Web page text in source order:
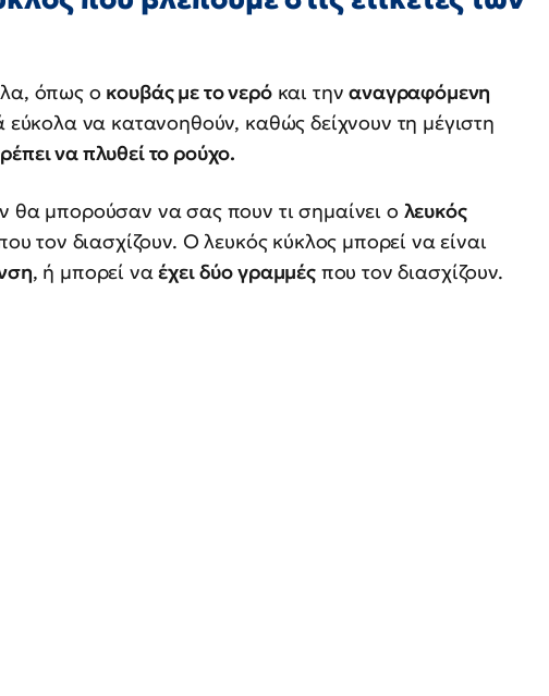
όπως ο κουβάς με το νερόκαι τηναναγραφόμενη
εύκολα να κατανοηθούν, καθώς δείχνουν τη μέγιστη
να πλυθεί το ρούχο.
θα μπορούσαν να σας πουν τι σημαίνει ο λευκός
τον διασχίζουν. Ο λευκός κύκλος μπορεί να είναι
, ή μπορεί ναέχει δύο γραμμέςπου τον διασχίζουν.